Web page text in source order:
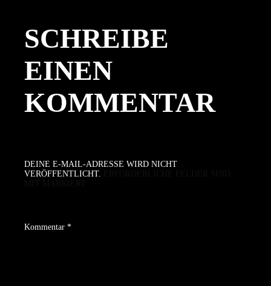
SCHREIBE
EINEN
KOMMENTAR
DEINE E-MAIL-ADRESSE WIRD NICHT
VERÖFFENTLICHT.
Kommentar *